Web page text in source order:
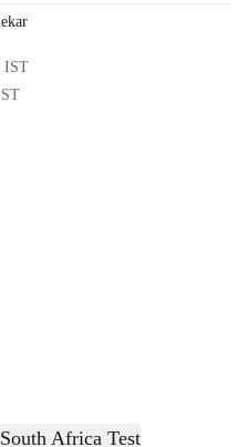
IST
-Dainik Gomantak